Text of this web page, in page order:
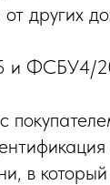
других
и ФСБУ4/
в